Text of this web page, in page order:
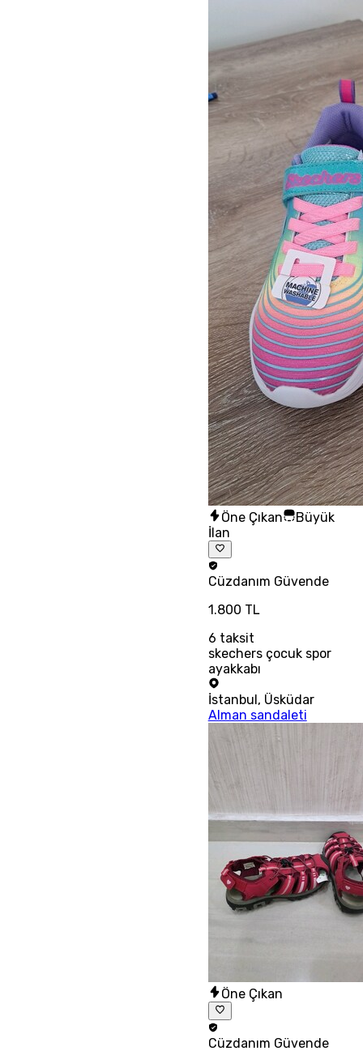
Öne Çıkan
Büyük
İlan
Cüzdanım Güvende
1.800 TL
6 taksit
skechers çocuk spor
ayakkabı
İstanbul , Üsküdar
Alman sandaleti
Öne Çıkan
Cüzdanım Güvende